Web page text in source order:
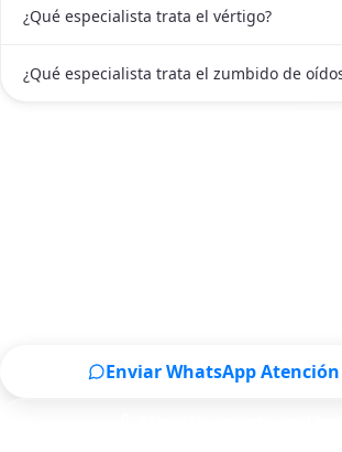
¿Qué especialista trata el vértigo?
¿Qué especialista trata el zumbido de
Enviar WhatsApp